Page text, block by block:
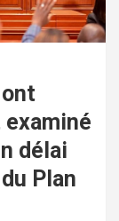
examiné
délai
Plan